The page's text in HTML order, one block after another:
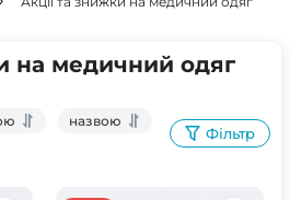
на медичний одяг
назвою
Фільтр